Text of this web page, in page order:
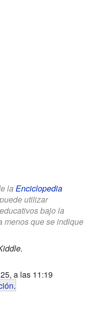
la Enciclopedia
utilizar
bajo la
menos que se indique
a las 11:19
.